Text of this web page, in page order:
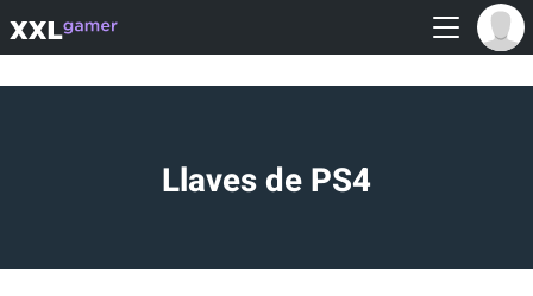
Llaves de PS4